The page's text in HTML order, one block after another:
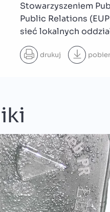
Stowarzyszeniem
Public Relations
sieć lokalnych
drukuj